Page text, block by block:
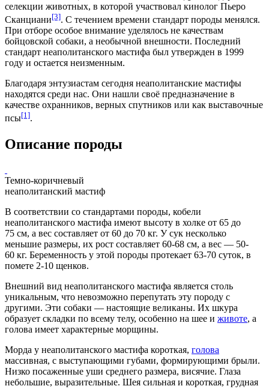
селекции животных, в которой участвовал кинолог Пьеро
Сканциани[3]. С течением времени стандарт породы менялся.
При отборе особое внимание уделялось не качествам
бойцовской собаки, а необычной внешности. Последний
стандарт неаполитанского мастифа был утвержден в 1999
году и остается неизменным.
Благодаря энтузиастам сегодня неаполитанские мастифы
находятся среди нас. Они нашли своё предназначение в
качестве охранников, верных спутников или как выставочные
псы[1].
Описание породы
Темно-коричневый
неаполитанский мастиф
В соответствии со стандартами породы, кобели
неаполитанского мастифа имеют высоту в холке от 65 до
75 см, а вес составляет от 60 до 70 кг. Усук несколько
меньшие размеры, их рост составляет 60-68 см, а вес — 50-
60 кг. Беременность у этой породы протекает 63-70 суток, в
помете 2-10 щенков.
Внешний вид неаполитанского мастифа является столь
уникальным, что невозможно перепутать эту породу с
другими. Эти собаки — настоящие великаны. Их шкура
образует складки по всему телу, особенно на шее и животе, а
голова имеет характерные морщины.
Морда у неаполитанского мастифа короткая, голова
массивная, с выступающими губами, формирующими брыли.
Низко посаженные уши среднего размера, висячие. Глаза
небольшие, выразительные. Шея сильная и короткая, грудная